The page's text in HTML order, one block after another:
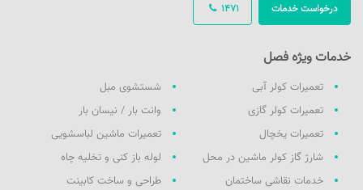
1471 درخواست خدمات
خدمات ویژه فصل
تعمیرات کولر آبی
تعمیرات کولر گازی
تعمیرات یخچال
شارژ گاز کولر ماشین در محل
خدمات نقاشی ساختمان
شستشوی مبل
وانت بار / نیسان بار
تعمیرات ماشین لباسشویی
لوله باز کنی و تخلیه چاه
طراحی و ساخت کابینت